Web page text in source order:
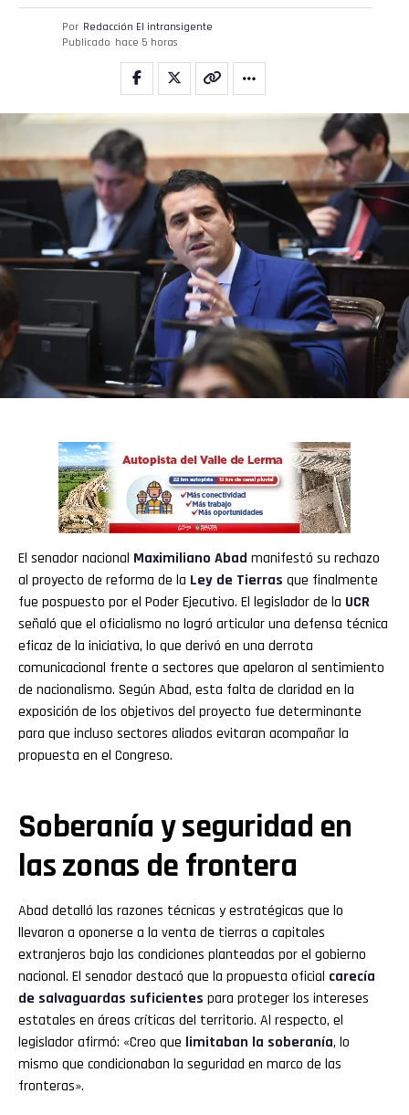
Por Redacción El intransigente
Publicado hace 5 horas
El senador nacional Maximiliano Abad manifestó su rechazo
al proyecto de reforma de la Ley de Tierras que finalmente
fue pospuesto por el Poder Ejecutivo. El legislador de la UCR
señaló que el oficialismo no logró articular una defensa técnica
eficaz de la iniciativa, lo que derivó en una derrota
comunicacional frente a sectores que apelaron al sentimiento
de nacionalismo. Según Abad, esta falta de claridad en la
exposición de los objetivos del proyecto fue determinante
para que incluso sectores aliados evitaran acompañar la
propuesta en el Congreso.
Soberanía y seguridad en
las zonas de frontera
Abad detalló las razones técnicas y estratégicas que lo
llevaron a oponerse a la venta de tierras a capitales
extranjeros bajo las condiciones planteadas por el gobierno
nacional. El senador destacó que la propuesta oficial carecía
de salvaguardas suficientes para proteger los intereses
estatales en áreas críticas del territorio. Al respecto, el
legislador afirmó: «Creo que limitaban la soberanía, lo
mismo que condicionaban la seguridad en marco de las
fronteras».